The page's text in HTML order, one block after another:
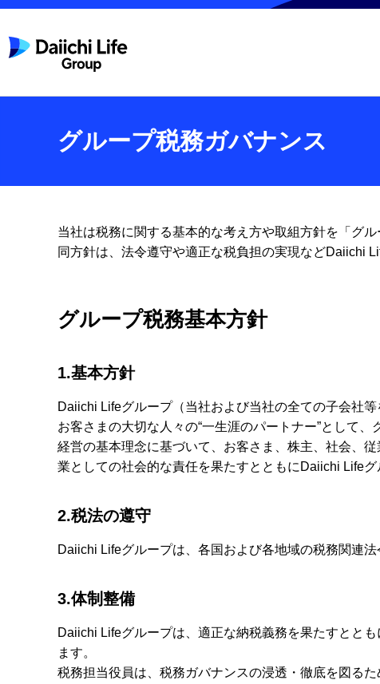
グループ税務ガバナンス
当社は税務に関する基本的な考え方や取組方針を「グ
同方針は、法令遵守や適正な税負担の実現などDaiichi
グループ税務基本方針
1.基本方針
Daiichi Lifeグループ（当社および当社の全ての子会社
お客さまの大切な人々の“一生涯のパートナー”として
経営の基本理念に基づいて、お客さま、株主、社会、
業としての社会的な責任を果たすとともにDaiichi Life
2.税法の遵守
Daiichi Lifeグループは、各国および各地域の税務関連
3.体制整備
Daiichi Lifeグループは、適正な納税義務を果たすとと
ます。
税務担当役員は、税務ガバナンスの浸透・徹底を図る